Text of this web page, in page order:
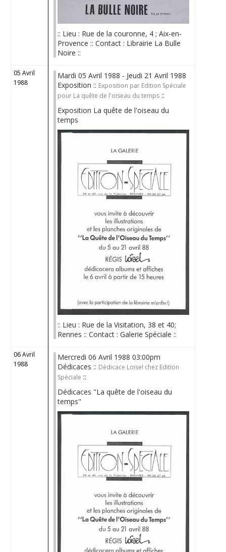
:: Lieu : Rue de la couronne, 4 ; Aix-en-
Provence :: Contact : Librairie La Bulle
Noire ::
05 Avril
1988
Mardi 05 Avril 1988 - Jeudi 21 Avril 1988
Exposition :: Exposition par Edition Spéciale
pour La quête de l'oiseau du temps ::
Exposition La quête de l'oiseau du
temps
:: Lieu : Rue de la Visitation, 38 et 40;
Rennes :: Contact : Galerie Spéciale ::
06 Avril
1988
Mercredi 06 Avril 1988 03:00pm
Dédicaces :: Dédicace Loisel chez Edition
Spéciale ::
Dédicaces "La quête de l'oiseau du
temps"